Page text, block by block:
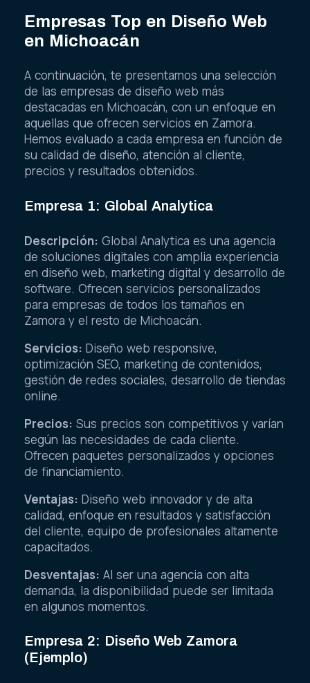
Empresas Top en Diseño Web
en Michoacán
A continuación, te presentamos una selección
de las empresas de diseño web más
destacadas en Michoacán, con un enfoque en
aquellas que ofrecen servicios en Zamora.
Hemos evaluado a cada empresa en función de
su calidad de diseño, atención al cliente,
precios y resultados obtenidos.
Empresa 1: Global Analytica
Descripción: Global Analytica es una agencia
de soluciones digitales con amplia experiencia
en diseño web, marketing digital y desarrollo de
software. Ofrecen servicios personalizados
para empresas de todos los tamaños en
Zamora y el resto de Michoacán.
Servicios: Diseño web responsive,
optimización SEO, marketing de contenidos,
gestión de redes sociales, desarrollo de tiendas
online.
Precios: Sus precios son competitivos y varían
según las necesidades de cada cliente.
Ofrecen paquetes personalizados y opciones
de financiamiento.
Ventajas: Diseño web innovador y de alta
calidad, enfoque en resultados y satisfacción
del cliente, equipo de profesionales altamente
capacitados.
Desventajas: Al ser una agencia con alta
demanda, la disponibilidad puede ser limitada
en algunos momentos.
Empresa 2: Diseño Web Zamora
(Ejemplo)